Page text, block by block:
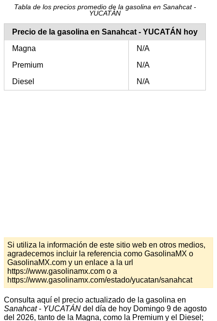
Tabla de los precios promedio de la gasolina en Sanahcat -
YUCATÁN
Precio de la gasolina en Sanahcat - YUCATÁN hoy
Magna
N/A
Premium
N/A
Diesel
N/A
Si utiliza la información de este sitio web en otros medios,
agradecemos incluir la referencia como GasolinaMX o
GasolinaMX.com y un enlace a la url
https://www.gasolinamx.com o a
https://www.gasolinamx.com/estado/yucatan/sanahcat
Consulta aquí el precio actualizado de la gasolina en
Sanahcat - YUCATÁN del día de hoy Domingo 9 de agosto
del 2026, tanto de la Magna, como la Premium y el Diesel;